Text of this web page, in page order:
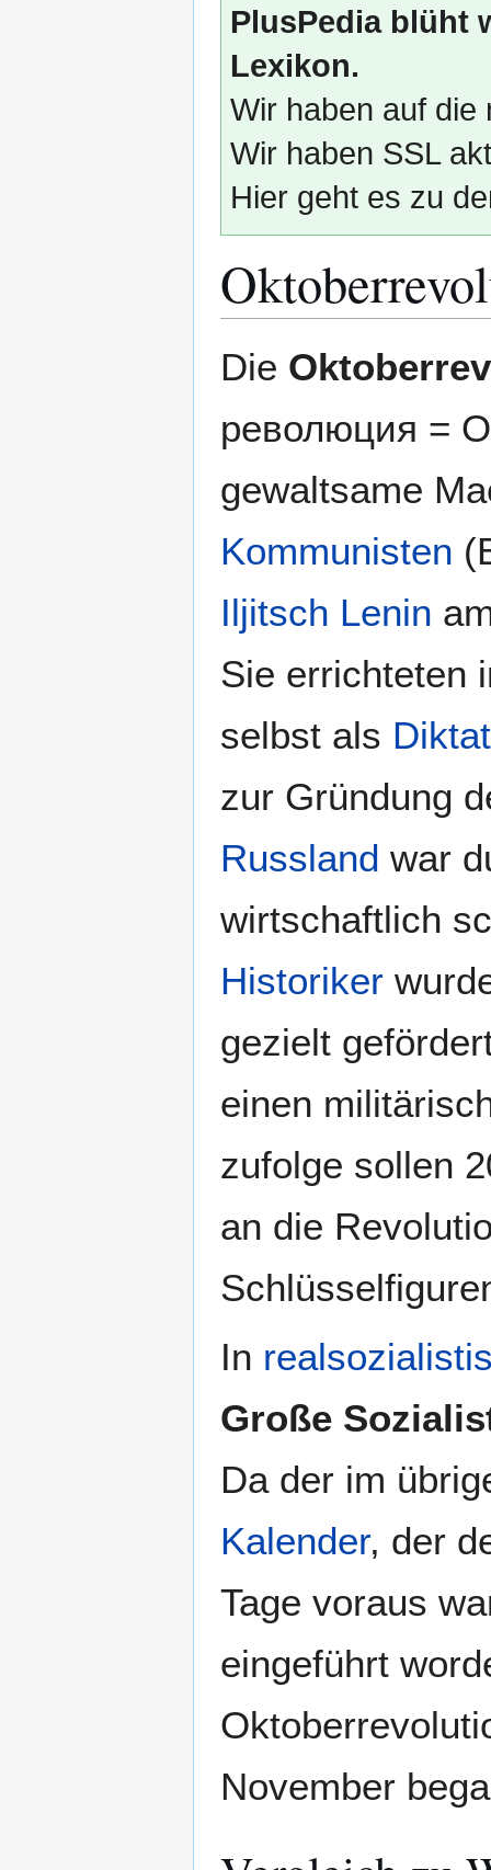
PlusPedia blüht
Lexikon.
Wir haben auf die
Wir haben SSL
Hier geht es zu
Navigation
Suche
Die
революция =
gewaltsame
Kommunisten
Iljitsch Lenin
Sie errichteten
selbst als
zur Gründung
Russland war
wirtschaftlich
Historiker
gezielt
einen
zufolge sollen
an die
In
Große
Da der im
Kalender, der
Tage voraus
eingeführt
November